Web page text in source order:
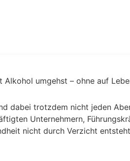
umgehst – ohne auf
dabei trotzdem nicht jeden
Unternehmern,
nicht durch Verzicht